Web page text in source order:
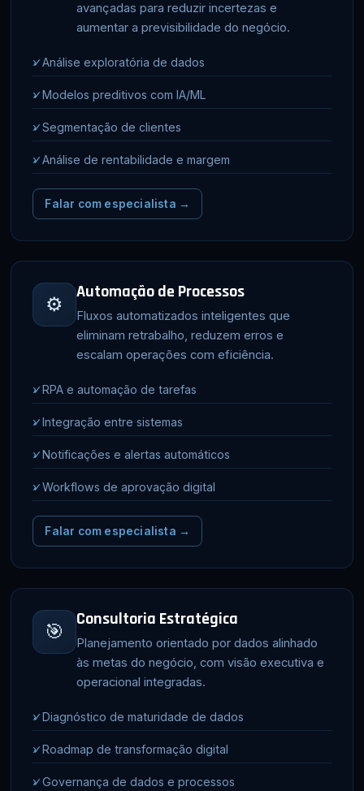
avançadas para reduzir incertezas e
aumentar a previsibilidade do negócio.
✓Análise exploratória de dados
✓Modelos preditivos com IA/ML
✓Segmentação de clientes
✓Análise de rentabilidade e margem
Falar com especialista →
⚙
Automação de Processos
Fluxos automatizados inteligentes que
eliminam retrabalho, reduzem erros e
escalam operações com eficiência.
✓RPA e automação de tarefas
✓Integração entre sistemas
✓Notificações e alertas automáticos
✓Workflows de aprovação digital
Falar com especialista →
🎯
Consultoria Estratégica
Planejamento orientado por dados alinhado
às metas do negócio, com visão executiva e
operacional integradas.
✓Diagnóstico de maturidade de dados
✓Roadmap de transformação digital
✓Governança de dados e processos